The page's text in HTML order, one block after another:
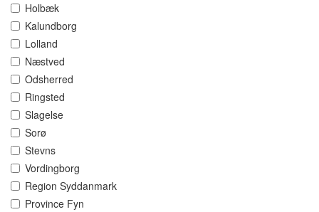
Holbæk
Kalundborg
Lolland
Næstved
Odsherred
Ringsted
Slagelse
Sorø
Stevns
Vordingborg
Region Syddanmark
Province Fyn